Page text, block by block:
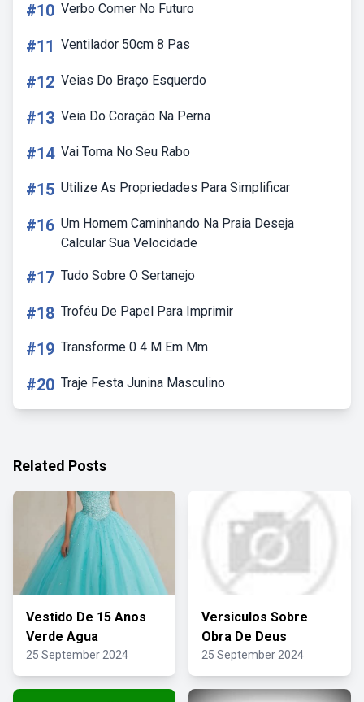
#10 Verbo Comer No Futuro
#11 Ventilador 50cm 8 Pas
#12 Veias Do Braço Esquerdo
#13 Veia Do Coração Na Perna
#14 Vai Toma No Seu Rabo
#15 Utilize As Propriedades Para Simplificar
#16 Um Homem Caminhando Na Praia Deseja
Calcular Sua Velocidade
#17 Tudo Sobre O Sertanejo
#18 Troféu De Papel Para Imprimir
#19 Transforme 0 4 M Em Mm
#20 Traje Festa Junina Masculino
Related Posts
Vestido De 15 Anos
Verde Agua
25 September 2024
Versiculos Sobre
Obra De Deus
25 September 2024